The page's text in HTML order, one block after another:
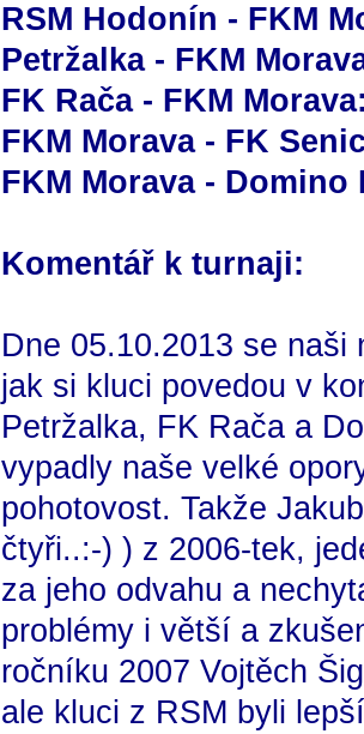
RSM Hodonín - FKM
Petržalka - FKM
FK Rača - FKM
FKM Morava - FK
FKM Morava - Domino
Komentář k turnaji:
Dne 05.10.2013 se
jak si kluci povedou v
Petržalka, FK Rača a
vypadly naše velké
pohotovost. Takže
čtyři..:-) ) z 2006-tek,
za jeho odvahu a
problémy i větší a
ročníku 2007 Vojtěch
ale kluci z RSM byli